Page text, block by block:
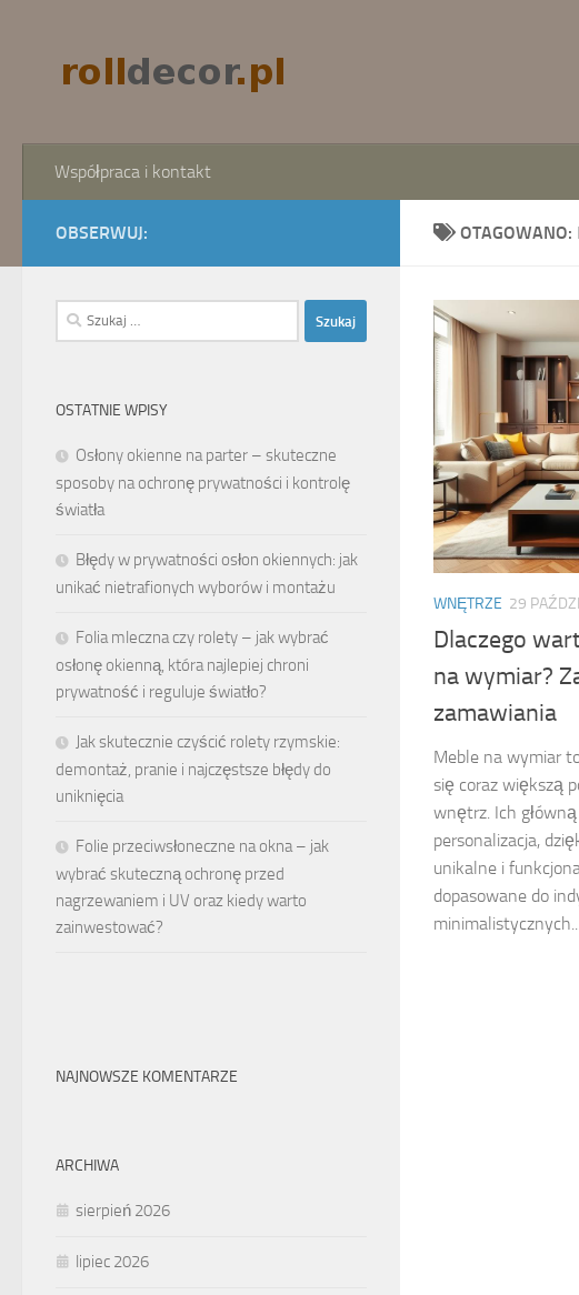
Współpraca i kontakt
OTAGOWANO:
WNĘTRZE 29
Dlaczego
na wymiar?
zamawiania
Meble na wymiar
się coraz większą
wnętrz. Ich
personalizacja,
unikalne i
dopasowane do
minimalistycznych...
OBSERWUJ:
Szukaj:
OSTATNIE WPISY
Osłony okienne na parter – skuteczne
sposoby na ochronę prywatności i kontrolę
światła
Błędy w prywatności osłon okiennych: jak
unikać nietrafionych wyborów i montażu
Folia mleczna czy rolety – jak wybrać
osłonę okienną, która najlepiej chroni
prywatność i reguluje światło?
Jak skutecznie czyścić rolety rzymskie:
demontaż, pranie i najczęstsze błędy do
uniknięcia
Folie przeciwsłoneczne na okna – jak
wybrać skuteczną ochronę przed
nagrzewaniem i UV oraz kiedy warto
zainwestować?
NAJNOWSZE KOMENTARZE
ARCHIWA
sierpień 2026
lipiec 2026